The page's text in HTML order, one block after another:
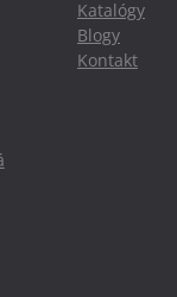
Katalógy
Blogy
Kontakt